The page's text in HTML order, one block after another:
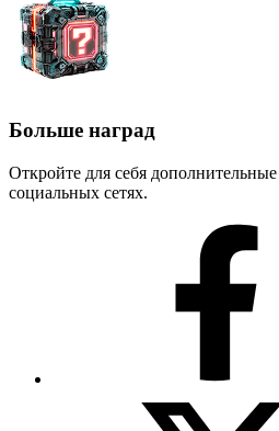
Больше наград
Откройте для себя
социальных сетях.